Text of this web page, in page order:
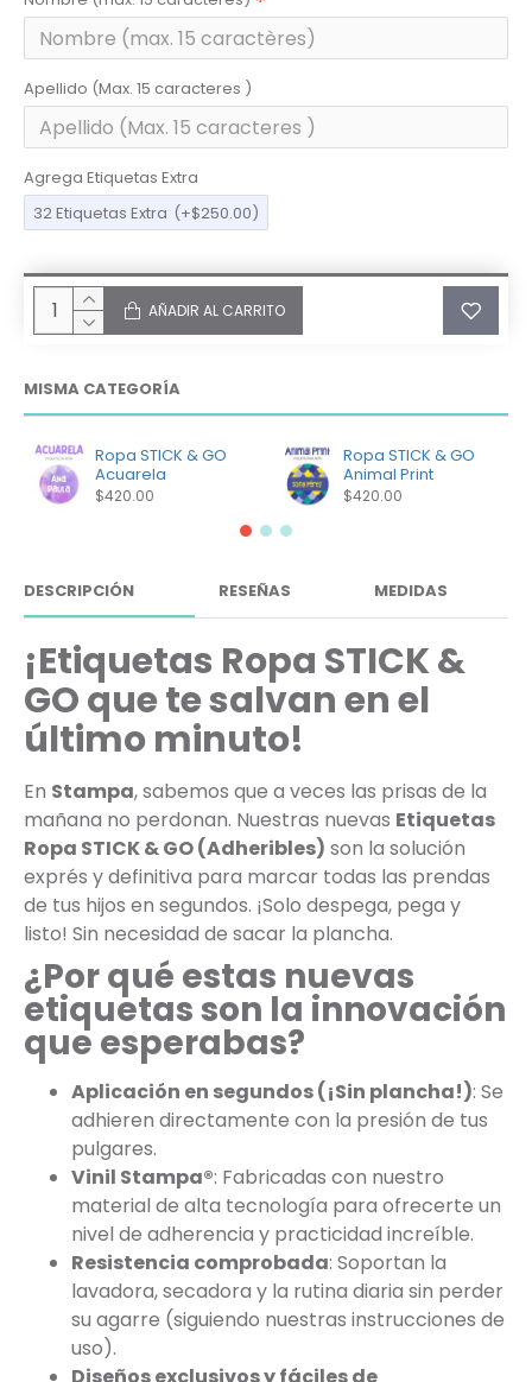
Apellido (Max. 15 caracteres )
Agrega Etiquetas Extra
32 Etiquetas Extra (+$250.00)
AÑADIR AL CARRITO
MISMA CATEGORÍA
Ropa STICK & GO
Acuarela
$420.00
Ropa STICK & GO
Animal Print
$420.00
DESCRIPCIÓN RESEÑAS MEDIDAS
¡Etiquetas Ropa STICK &
GO que te salvan en el
último minuto!
En Stampa, sabemos que a veces las prisas de la
mañana no perdonan. Nuestras nuevas Etiquetas
Ropa STICK & GO (Adheribles) son la solución
exprés y definitiva para marcar todas las prendas
de tus hijos en segundos. ¡Solo despega, pega y
listo! Sin necesidad de sacar la plancha.
¿Por qué estas nuevas
etiquetas son la innovación
que esperabas?
Aplicación en segundos (¡Sin plancha!): Se
adhieren directamente con la presión de tus
pulgares.
Vinil Stampa®: Fabricadas con nuestro
material de alta tecnología para ofrecerte un
nivel de adherencia y practicidad increíble.
Resistencia comprobada: Soportan la
lavadora, secadora y la rutina diaria sin perder
su agarre (siguiendo nuestras instrucciones de
uso).